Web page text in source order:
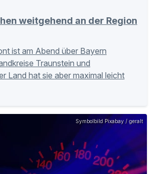
weitgehend an der Region
ist am Abend über Bayern
Traunstein und
Land hat sie aber maximal leicht
Symbolbild Pixabay / geralt